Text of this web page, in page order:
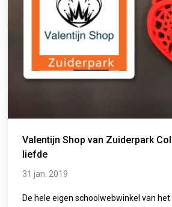
Valentijn Shop van Zuiderpark
liefde
31 jan. 2019
De hele eigen schoolwebwinkel van